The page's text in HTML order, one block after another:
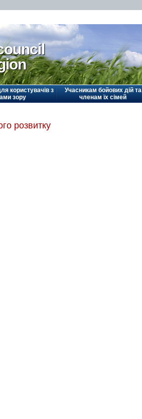
користувачів з
зору
Учасникам бойових дій та
членам їх сімей
розвитку